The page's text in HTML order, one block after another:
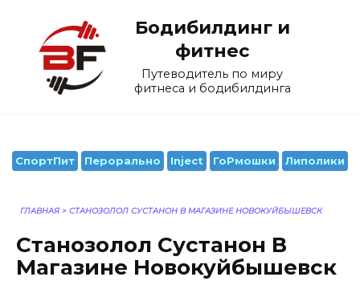
содержанию
Бодибилдинг и
фитнес
Путеводитель по миру
фитнеса и бодибилдинга
СпортПит Перорально Inject ГоРмошки Липолики
ГЛАВНАЯ > СТАНОЗОЛОЛ СУСТАНОН В МАГАЗИНЕ НОВОКУЙБЫШЕВСК
Станозолол Сустанон В
Магазине Новокуйбышевск